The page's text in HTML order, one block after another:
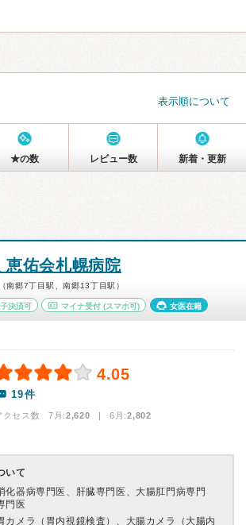
表示順について
★の数 レビュー数 新着・更新
恵佑会札幌病院
南郷7丁目駅、南郷13丁目駅）
決済可 マイナ受付 (スマホ可) 女医在籍
4.05
19件
クセス数 7月:2,620 | 6月:2,802
いて
化器病専門医、肝臓専門医、大腸肛門病専門
門医
カメラ（胃内視鏡検査）、大腸カメラ（大腸内